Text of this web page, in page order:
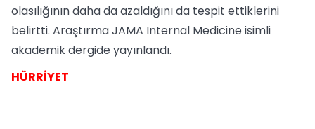
olasılığının daha da azaldığını da tespit ettiklerini
belirtti. Araştırma JAMA Internal Medicine isimli
akademik dergide yayınlandı.
HÜRRİYET